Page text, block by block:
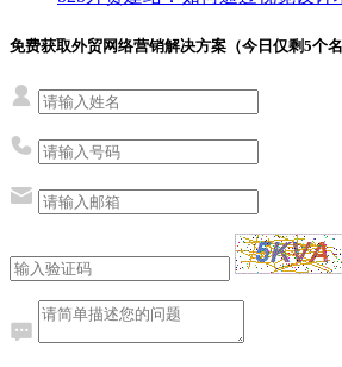
免费获取外贸网络营销解决方案（今日仅剩5个名